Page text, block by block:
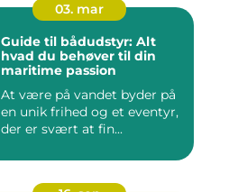
03. mar
Guide til bådudstyr: Alt
hvad du behøver til din
maritime passion
At være på vandet byder på
en unik frihed og et eventyr,
der er svært at fin...